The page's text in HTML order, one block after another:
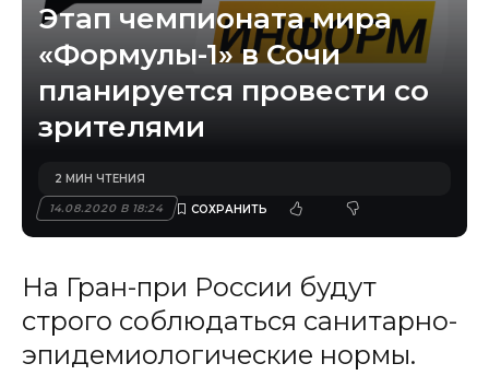
Этап чемпионата мира
«Формулы-1» в Сочи
планируется провести со
зрителями
14.08.2020 В 18:24
2 МИН ЧТЕНИЯ
На Гран-при России будут
строго соблюдаться санитарно-
эпидемиологические нормы.